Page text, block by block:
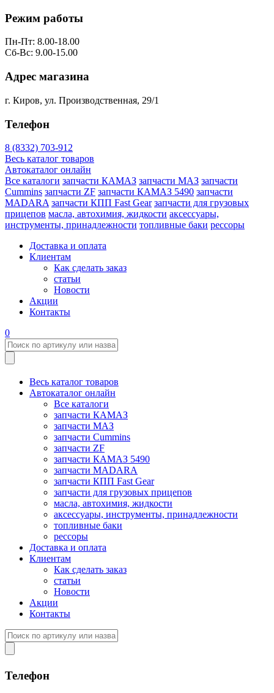
Режим работы
Пн-Пт: 8.00-18.00
Сб-Вс: 9.00-15.00
Адрес магазина
г. Киров, ул. Производственная, 29/1
Телефон
8 (8332) 703-912
Весь каталог товаров
Автокаталог онлайн
Все каталоги запчасти КАМАЗ запчасти МАЗ запчасти
Cummins запчасти ZF запчасти КАМАЗ 5490 запчасти
MADARA запчасти КПП Fast Gear запчасти для грузовых
прицепов масла, автохимия, жидкости аксессуары,
инструменты, принадлежности топливные баки рессоры
Доставка и оплата
Клиентам
Как сделать заказ
статьи
Новости
Акции
Контакты
0
Весь каталог товаров
Автокаталог онлайн
Все каталоги
запчасти КАМАЗ
запчасти МАЗ
запчасти Cummins
запчасти ZF
запчасти КАМАЗ 5490
запчасти MADARA
запчасти КПП Fast Gear
запчасти для грузовых прицепов
масла, автохимия, жидкости
аксессуары, инструменты, принадлежности
топливные баки
рессоры
Доставка и оплата
Клиентам
Как сделать заказ
статьи
Новости
Акции
Контакты
Телефон